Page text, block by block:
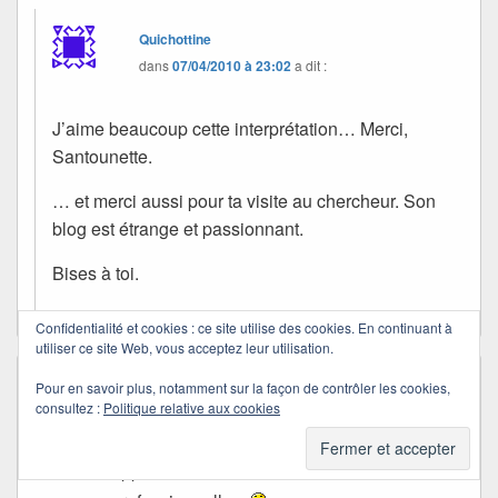
Quichottine
dans07/04/2010 à 23:02a dit :
J’aime beaucoup cette interprétation… Merci,
Santounette.
… et merci aussi pour ta visite au chercheur. Son
blog est étrange et passionnant.
Bises à toi.
Maritédans07/04/2010 à 17:46 a dit :
Le petit paresseux ou le petit fatigué… Je
modère toujours et encore mes
appréciations. Déformation
Confidentialité et cookies : ce site utilise des cookies. En continuant à
utiliser ce site Web, vous acceptez leur utilisation.
Pour en savoir plus, notamment sur la façon de contrôler les cookies,
consultez : Politique relative aux cookies